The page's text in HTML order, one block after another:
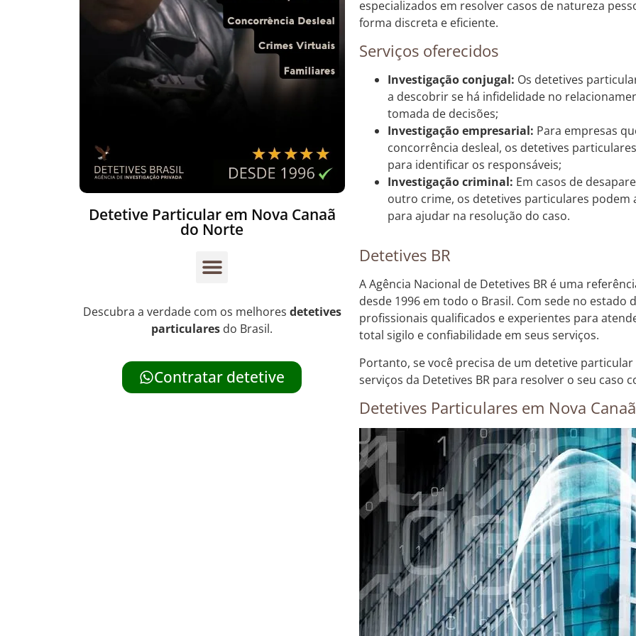
Detetive Particular em Nova Canaã
do Norte
Descubra a verdade com os melhores detetives
particulares do Brasil.
Contratar detetive
especializados em resolver casos de natureza
forma discreta e eficiente.
Serviços oferecidos
Investigação conjugal: Os detetives
a descobrir se há infidelidade no
tomada de decisões;
Investigação empresarial: Para empresas
concorrência desleal, os detetives
para identificar os responsáveis;
Investigação criminal: Em casos de
outro crime, os detetives particulares
para ajudar na resolução do caso.
Detetives BR
A Agência Nacional de Detetives BR é uma
desde 1996 em todo o Brasil. Com sede no estado
profissionais qualificados e experientes para
total sigilo e confiabilidade em seus serviços.
Portanto, se você precisa de um detetive
serviços da Detetives BR para resolver o seu caso
Detetives Particulares em Nova